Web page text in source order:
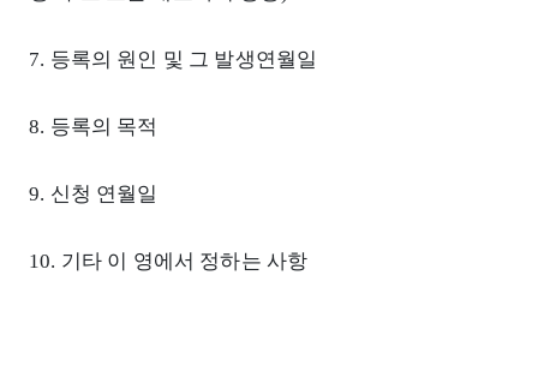
7. 등록의 원인 및 그 발생연월일
8. 등록의 목적
9. 신청 연월일
10. 기타 이 영에서 정하는 사항